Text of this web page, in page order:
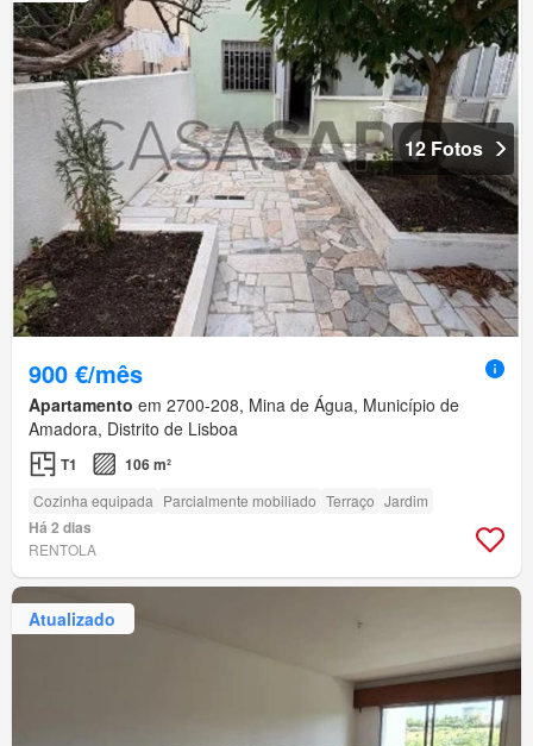
12 Fotos
900 €/mês
Apartamento em 2700-208, Mina de Água, Município de
Amadora, Distrito de Lisboa
T1 106 m²
Cozinha equipada Parcialmente mobiliado Terraço Jardim
Há 2 dias
RENTOLA
Atualizado